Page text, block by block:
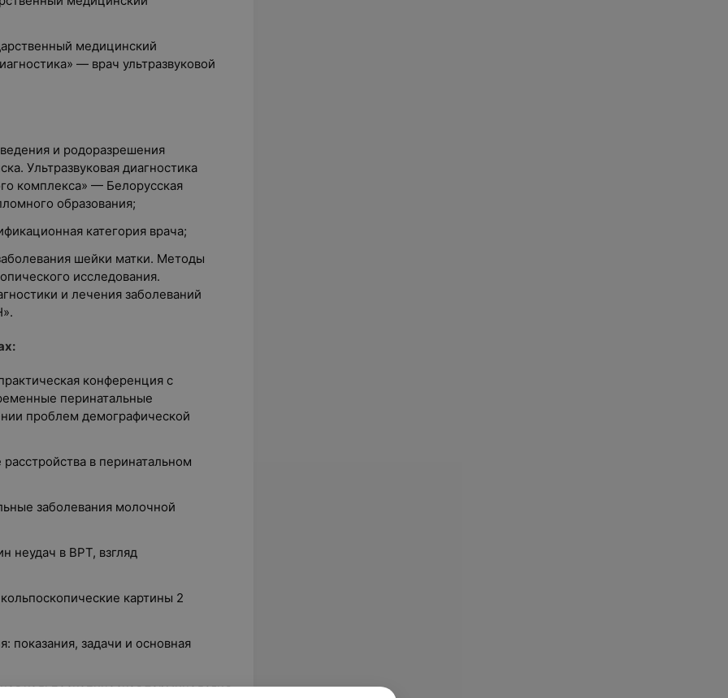
медицинский
— врач ультразвуковой
и родоразрешения
Ультразвуковая диагностика
комплекса» — Белорусская
образования;
категория врача;
шейки матки. Методы
исследования.
и лечения заболеваний
конференция с
перинатальные
проблем демографической
в перинатальном
заболевания молочной
неудач в ВРТ, взгляд
картины 2
показания, задачи и основная
кольпоскопическая терминология,